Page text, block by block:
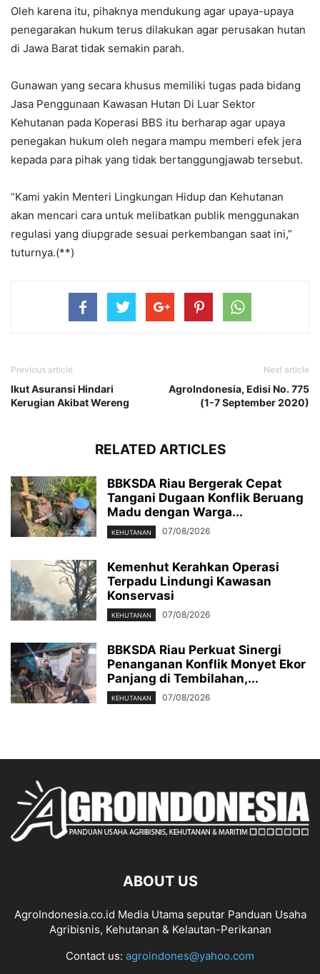
Oleh karena itu, pihaknya mendukung agar upaya-upaya
penegarakan hukum terus dilakukan agar perusakan hutan
di Jawa Barat tidak semakin parah.
Gunawan yang secara khusus memiliki tugas pada bidang
Jasa Penggunaan Kawasan Hutan Di Luar Sektor
Kehutanan pada Koperasi BBS itu berharap agar upaya
penegakan hukum oleh negara mampu memberi efek jera
kepada para pihak yang tidak bertanggungjawab tersebut.
“Kami yakin Menteri Lingkungan Hidup dan Kehutanan
akan mencari cara untuk melibatkan publik menggunakan
regulasi yang diupgrade sesuai perkembangan saat ini,”
tuturnya.(**)
Previous article
Ikut Asuransi Hindari
Kerugian Akibat Wereng
Next article
AgroIndonesia, Edisi No. 775
(1-7 September 2020)
RELATED ARTICLES
BBKSDA Riau Bergerak Cepat
Tangani Dugaan Konflik Beruang
Madu dengan Warga...
KEHUTANAN 07/08/2026
Kemenhut Kerahkan Operasi
Terpadu Lindungi Kawasan
Konservasi
KEHUTANAN 07/08/2026
BBKSDA Riau Perkuat Sinergi
Penanganan Konflik Monyet Ekor
Panjang di Tembilahan,...
KEHUTANAN 07/08/2026
ABOUT US
AgroIndonesia.co.id Media Utama seputar Panduan Usaha
Agribisnis, Kehutanan & Kelautan-Perikanan
Contact us: agroindones@yahoo.com